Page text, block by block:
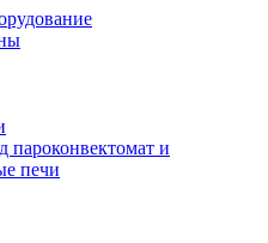
пароконвектомат и
печи